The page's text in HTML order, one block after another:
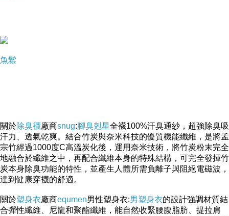
Beauty Tip 美容小祕訣
魚鬆
關於除臭襪廠商snug:腳臭剋星全襪100%汗臭通紗，超強除臭吸
汗力、透氣乾爽。結合竹炭與奈米科技的優質機能纖維，是將孟
宗竹經過1000度C高溫炭化後，運用奈米技術，將竹炭粉末完全
地融合於纖維之中，再配合纖維本身的特殊結構，可完全發揮竹
炭本身除臭功能的特性，並產生人體所需負離子與阻絕電磁波，
達到健康穿襪的舒適。
關於塑身衣廠商equmen男性塑身衣:男塑身衣的設計強調材質結
合彈性纖維、尼龍和聚酯纖維，能自然收緊腰腹脂肪、提拉肩